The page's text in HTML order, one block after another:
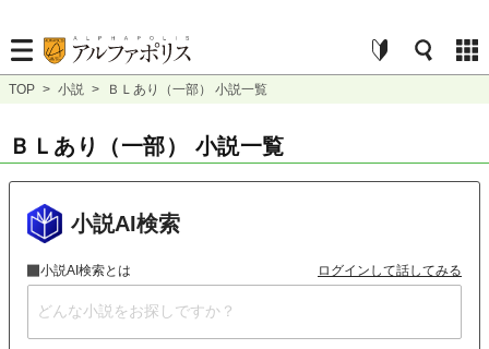
TOP > 小説 > ＢＬあり（一部） 小説一覧
ＢＬあり（一部） 小説一覧
小説AI検索
小説AI検索とは ログインして話してみる